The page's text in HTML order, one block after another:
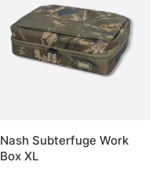
Nash Subterfuge Work
Box XL